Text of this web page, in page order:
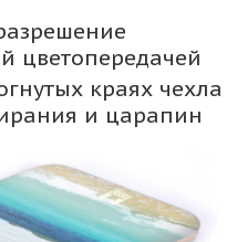
цветопередачей
краях чехла
и царапин